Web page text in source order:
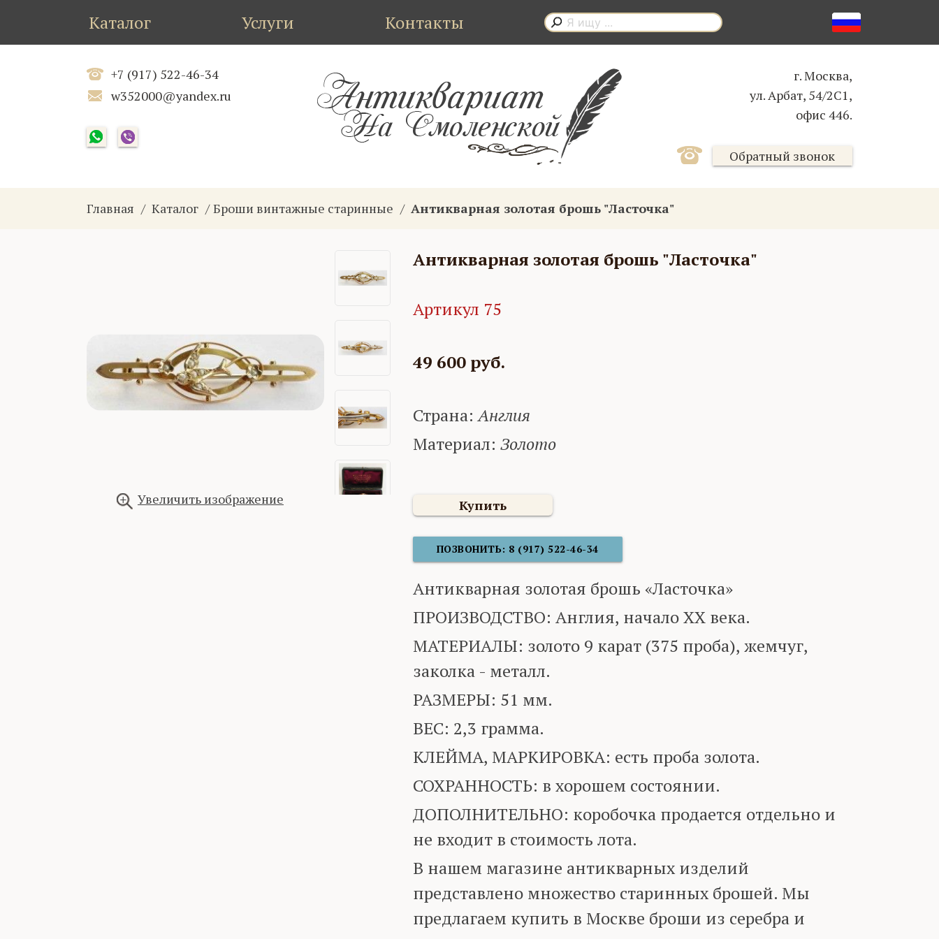
Каталог Услуги Контакты
+7 (917) 522-46-34
w352000@yandex.ru
г. Москва,
ул. Арбат, 54/2С1,
офис 446.
Обратный звонок
Главная Каталог Броши винтажные старинные Антикварная золотая брошь "Ласточка"
Увеличить изображение
Антикварная золотая брошь "Ласточка"
Артикул 75
49 600 руб.
Страна:Англия
Материал: Золото
Купить
ПОЗВОНИТЬ: 8 (917) 522-46-34
Антикварная золотая брошь «Ласточка»
ПРОИЗВОДСТВО: Англия, начало ХХ века.
МАТЕРИАЛЫ: золото 9 карат (375 проба), жемчуг,
заколка - металл.
РАЗМЕРЫ: 51 мм.
ВЕС: 2,3 грамма.
КЛЕЙМА, МАРКИРОВКА: есть проба золота.
СОХРАННОСТЬ: в хорошем состоянии.
ДОПОЛНИТЕЛЬНО: коробочка продается отдельно и
не входит в стоимость лота.
В нашем магазине антикварных изделий
представлено множество старинных брошей. Мы
предлагаем купить в Москве броши из серебра и